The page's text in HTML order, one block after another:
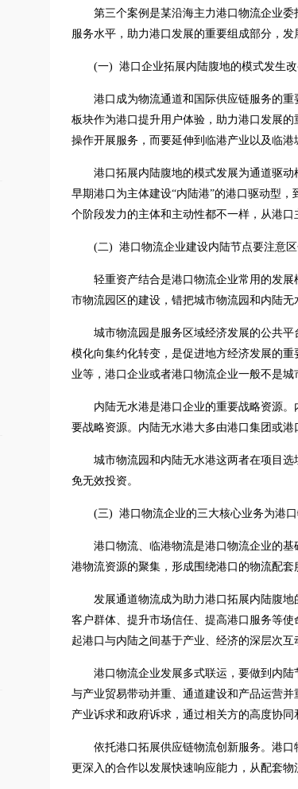
第三个案例是某沿海主力港口物流企业
服务水平，助力港口发展的重要组成部分，
(一) 港口企业拓展内陆腹地的模式发生
港口成为物流通道和国际供应链服务的
板块作为港口提升用户体验，助力港口发展
操作开展服务，而要延伸到临港产业以及临
港口拓展内陆腹地的模式发展为通道驱
早期港口为主体建设“内陆港”的港口驱动型
个阶段发力的主体和主动性都不一样，从港
(二) 港口物流企业建设内陆节点要注意
轻重资产结合是港口物流企业常用的发
市物流园区的建设，错把城市物流园和内陆无
城市物流园是服务区域经济发展的公共
模化向集约化转变，是促进地方经济发展的
业等，港口企业或者港口物流企业一般不是城
内陆无水港是港口企业的重要战略资源
要战略资源。内陆无水港大多由港口集团或港
城市物流园和内陆无水港这两者在项目
免无效投资。
(三) 港口物流企业的三大核心业务为港
港口物流、临港物流是港口物流企业的
港物流资源的聚集，形成围绕港口的物流配
发展通道物流成为助力港口拓展内陆腹
客户群体、提升市场信任、提高港口服务等
起港口与内陆之间基于产业、经济的深层次互
港口物流企业发展多式联运，要做到内
与产业贸易带动并重、通道建设和产品运营
产业诉求和政府诉求，通过相关方的高度协
依托港口拓展供应链物流创新服务。港
更深入的合作以发展快速响应能力，从配套物